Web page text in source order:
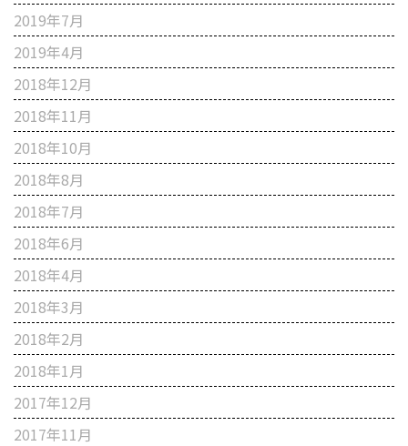
2019年7月
2019年4月
2018年12月
2018年11月
2018年10月
2018年8月
2018年7月
2018年6月
2018年4月
2018年3月
2018年2月
2018年1月
2017年12月
2017年11月